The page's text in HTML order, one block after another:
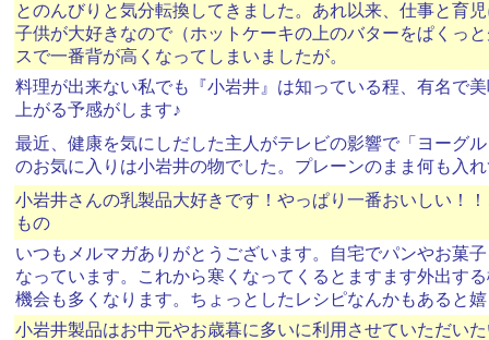
とのんびりと気分転換してきました。あれ以来、仕事と育
子供が大好きなので（ホットケーキの上のバターをぱくっ
スで一番背が高くなってしまいましたが。
料理が出来ない私でも『小岩井』は知っている程、有名で
上がる予感がします♪
最近、健康を気にしだした主人がテレビの影響で「ヨーグ
のお気に入りは小岩井の物でした。プレーンのまま何も入
小岩井さんの乳製品大好きです！やっぱり一番おいしい！
もの
いつもメルマガありがとうございます。自宅でパンやお菓
なっています。これから寒くなってくるとますます外出す
機会も多くなります。ちょっとしたレシピなんかもあると
小岩井製品はお中元やお歳暮に多いに利用させていただい